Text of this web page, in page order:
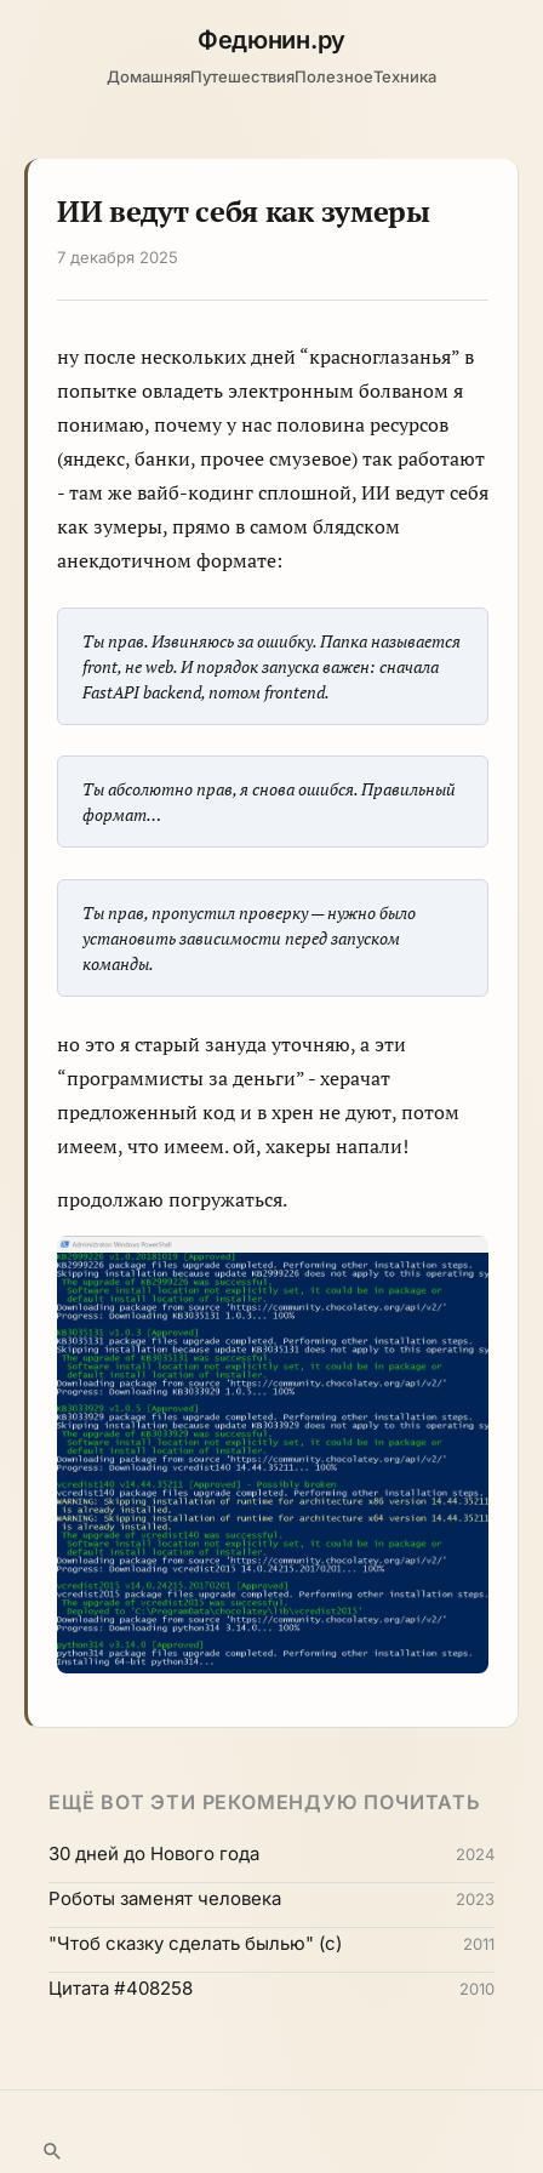
Федюнин.ру
ДомашняяПутешествияПолезноеТехника
ИИ ведут себя как зумеры
7 декабря 2025
ну после нескольких дней “красноглазанья” в
попытке овладеть электронным болваном я
понимаю, почему у нас половина ресурсов
(яндекс, банки, прочее смузевое) так работают
- там же вайб-кодинг сплошной, ИИ ведут себя
как зумеры, прямо в самом блядском
анекдотичном формате:
Ты прав. Извиняюсь за ошибку. Папка называется
front, не web. И порядок запуска важен: сначала
FastAPI backend, потом frontend.
Ты абсолютно прав, я снова ошибся. Правильный
формат…
Ты прав, пропустил проверку — нужно было
установить зависимости перед запуском
команды.
но это я старый зануда уточняю, а эти
“программисты за деньги” - херачат
предложенный код и в хрен не дуют, потом
имеем, что имеем. ой, хакеры напали!
продолжаю погружаться.
ЕЩЁ ВОТ ЭТИ РЕКОМЕНДУЮ ПОЧИТАТЬ
30 дней до Нового года 2024
Роботы заменят человека 2023
"Чтоб сказку сделать былью" (с) 2011
Цитата #408258 2010